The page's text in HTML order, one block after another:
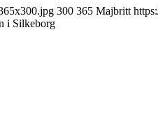
300 365 Majbritt
i Silkeborg